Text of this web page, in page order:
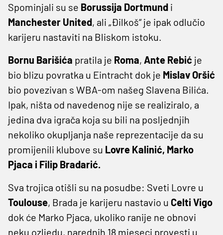
Spominjali su se Borussija Dortmund i
Manchester United, ali „Đilkoš“ je ipak odlučio
karijeru nastaviti na Bliskom istoku.
Bornu Barišića pratila je Roma, Ante Rebić je
bio blizu povratka u Eintracht dok je Mislav Oršić
bio povezivan s WBA-om našeg Slavena Bilića.
Ipak, ništa od navedenog nije se realiziralo, a
jedina dva igrača koja su bili na posljednjih
nekoliko okupljanja naše reprezentacije da su
promijenili klubove su Lovre Kalinić, Marko
Pjaca i Filip Bradarić.
Sva trojica otišli su na posudbe: Sveti Lovre u
Toulouse, Brada je karijeru nastavio u Celti Vigo
dok će Marko Pjaca, ukoliko ranije ne obnovi
neku ozljedu, narednih 18 mjeseci provesti u